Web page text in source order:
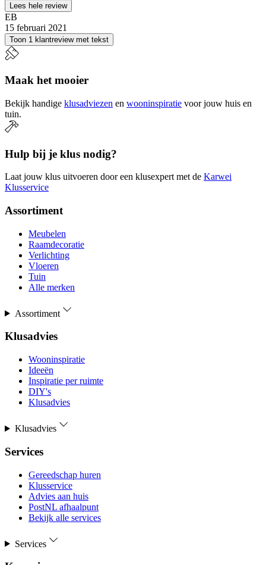
Lees hele review
EB
15 februari 2021
Toon 1 klantreview met tekst
Maak het mooier
Bekijk handige klusadviezen en wooninspiratie voor jouw huis en
tuin.
Hulp bij je klus nodig?
Laat jouw klus uitvoeren door een klusexpert met de Karwei
Klusservice
Assortiment
Meubelen
Raamdecoratie
Verlichting
Vloeren
Tuin
Alle merken
Assortiment
Klusadvies
Wooninspiratie
Ideeën
Inspiratie per ruimte
DIY's
Klusadvies
Klusadvies
Services
Gereedschap huren
Klusservice
Advies aan huis
PostNL afhaalpunt
Bekijk alle services
Services